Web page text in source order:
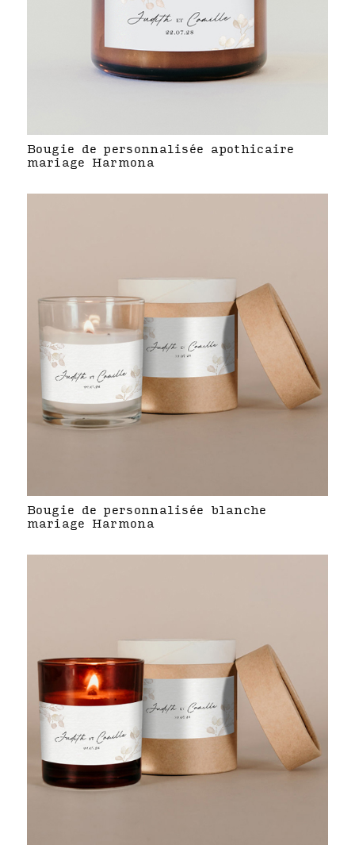
Bougie de personnalisée apothicaire
mariage Harmona
Bougie de personnalisée blanche
mariage Harmona